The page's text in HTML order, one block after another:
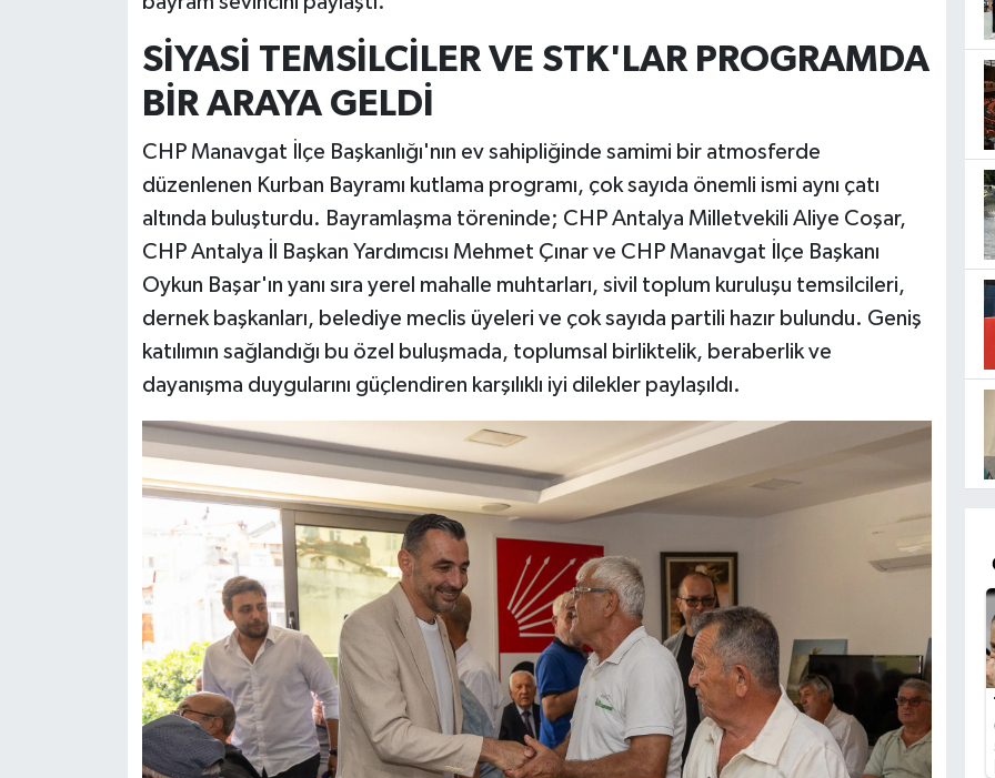
SİYASİ TEMSİLCİLER VE STK'LAR PROGRAMDA
BİR ARAYA GELDİ
CHP Manavgat İlçe Başkanlığı'nın ev sahipliğinde samimi bir atmosferde
düzenlenen Kurban Bayramı kutlama programı, çok sayıda önemli ismi aynı çatı
altında buluşturdu. Bayramlaşma töreninde; CHP Antalya Milletvekili Aliye Coşar,
CHP Antalya İl Başkan Yardımcısı Mehmet Çınar ve CHP Manavgat İlçe Başkanı
Oykun Başar'ın yanı sıra yerel mahalle muhtarları, sivil toplum kuruluşu temsilcileri,
dernek başkanları, belediye meclis üyeleri ve çok sayıda partili hazır bulundu. Geniş
katılımın sağlandığı bu özel buluşmada, toplumsal birliktelik, beraberlik ve
dayanışma duygularını güçlendiren karşılıklı iyi dilekler paylaşıldı.